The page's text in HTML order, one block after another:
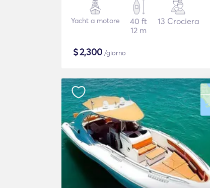
Yacht a motore
40 ft
12 m
13 Crociera
$2,300 /giorno